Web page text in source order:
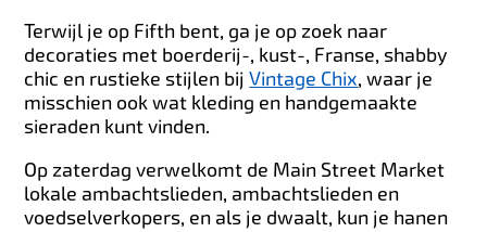
Terwijl je op Fifth bent, ga je op zoek naar
decoraties met boerderij-, kust-, Franse, shabby
chic en rustieke stijlen bijVintage Chix, waar je
misschien ook wat kleding en handgemaakte
sieraden kunt vinden.
Op zaterdag verwelkomt de Main Street Market
lokale ambachtslieden, ambachtslieden en
voedselverkopers, en als je dwaalt, kun je hanen